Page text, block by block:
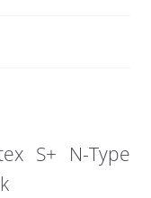
S+ N-Type